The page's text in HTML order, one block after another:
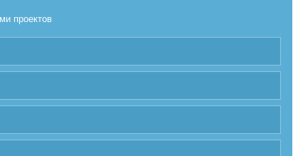
проектов